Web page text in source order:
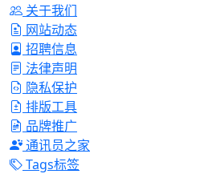
关于我们
网站动态
招聘信息
法律声明
隐私保护
排版工具
品牌推广
通讯员之家
Tags标签